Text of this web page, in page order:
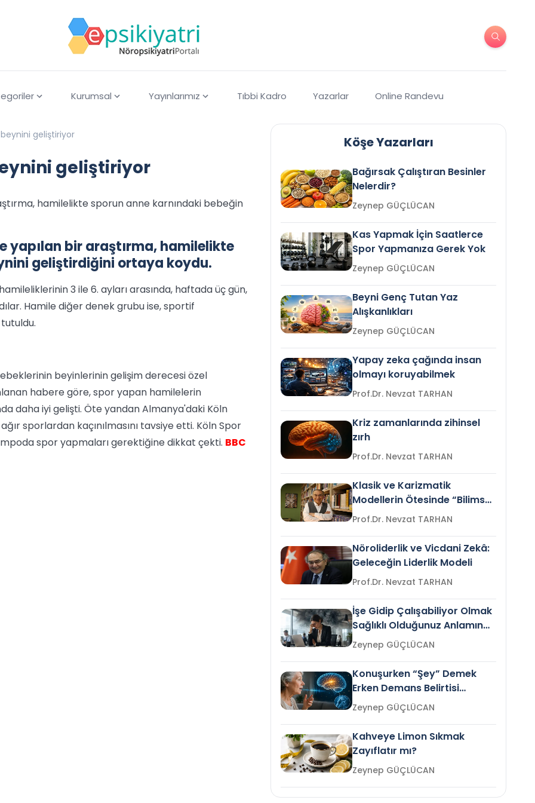
Kurumsal Yayınlarımız Tıbbi Kadro Yazarlar Online Randevu
geliştiriyor
geliştiriyor
hamilelikte sporun anne karnındaki bebeğin
yapılan bir araştırma, hamilelikte
geliştirdiğini ortaya koydu.
3 ile 6. ayları arasında, haftada üç gün,
Hamile diğer denek grubu ise, sportif
beyinlerinin gelişim derecesi özel
habere göre, spor yapan hamilelerin
daha iyi gelişti. Öte yandan Almanya'daki Köln
sporlardan kaçınılmasını tavsiye etti. Köln Spor
spor yapmaları gerektiğine dikkat çekti. BBC
Köşe Yazarları
Bağırsak Çalıştıran Besinler
Nelerdir?
Zeynep GÜÇLÜCAN
Kas Yapmak İçin Saatlerce
Spor Yapmanıza Gerek Yok
Zeynep GÜÇLÜCAN
Beyni Genç Tutan Yaz
Alışkanlıkları
Zeynep GÜÇLÜCAN
Yapay zeka çağında insan
olmayı koruyabilmek
Prof.Dr. Nevzat TARHAN
Kriz zamanlarında zihinsel
zırh
Prof.Dr. Nevzat TARHAN
Klasik ve Karizmatik
Modellerin Ötesinde “Bilimsel
Liderlik”
Prof.Dr. Nevzat TARHAN
Nöroliderlik ve Vicdani Zekâ:
Geleceğin Liderlik Modeli
Prof.Dr. Nevzat TARHAN
İşe Gidip Çalışabiliyor Olmak
Sağlıklı Olduğunuz Anlamına
Gelir mi?Zeynep GÜÇLÜCAN
Konuşurken “Şey” Demek
Erken Demans Belirtisi
Olabilir mi?Zeynep GÜÇLÜCAN
Kahveye Limon Sıkmak
Zayıflatır mı?
Zeynep GÜÇLÜCAN